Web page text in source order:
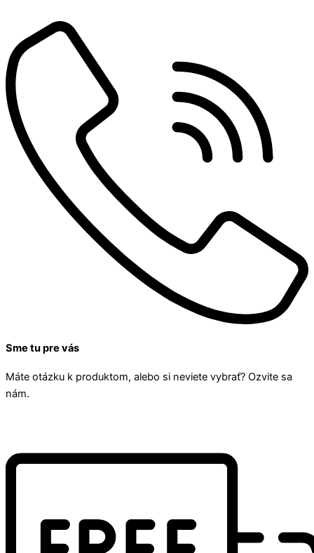
Sme tu pre vás
Máte otázku k produktom, alebo si neviete vybrať? Ozvite sa
nám.